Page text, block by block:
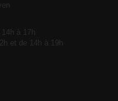
à 17h
et de 14h à 19h